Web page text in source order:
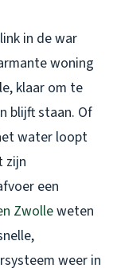
in de war
woning
klaar om te
blijft staan. Of
water loopt
zijn
een
Zwolleweten
weer in